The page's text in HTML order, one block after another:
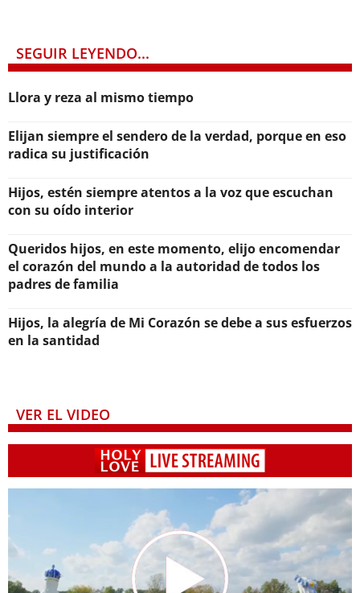
SEGUIR LEYENDO...
Llora y reza al mismo tiempo
Elijan siempre el sendero de la verdad, porque en eso
radica su justificación
Hijos, estén siempre atentos a la voz que escuchan
con su oído interior
Queridos hijos, en este momento, elijo encomendar
el corazón del mundo a la autoridad de todos los
padres de familia
Hijos, la alegría de Mi Corazón se debe a sus esfuerzos
en la santidad
VER EL VIDEO